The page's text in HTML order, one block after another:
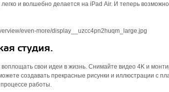
легко и волшебно делается на iPad Air. И теперь
студия.
свои идеи в жизнь. Снимайте видео 4K и
создавать прекрасные рисунки и иллюстрации с
работы.